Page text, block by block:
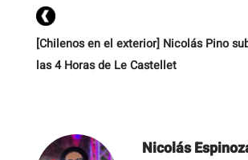
[Chilenos en el exterior] Nicolás Pino
las 4 Horas de Le Castellet
Nicolás